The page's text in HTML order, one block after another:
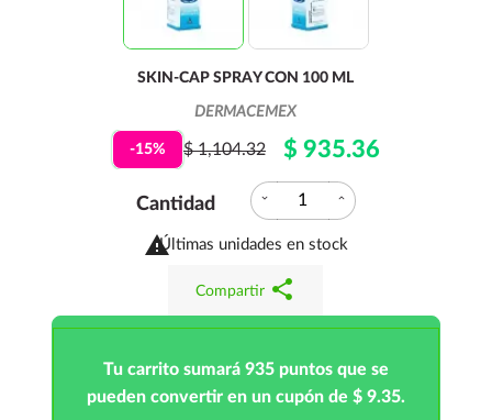
SKIN-CAP SPRAY CON 100 ML
DERMACEMEX
-15% $ 1,104.32 $ 935.36
Cantidad expand_more expand_less

Últimas unidades en stock
Compartir share
Tu carrito sumará 935 puntos que se
pueden convertir en un cupón de $ 9.35.